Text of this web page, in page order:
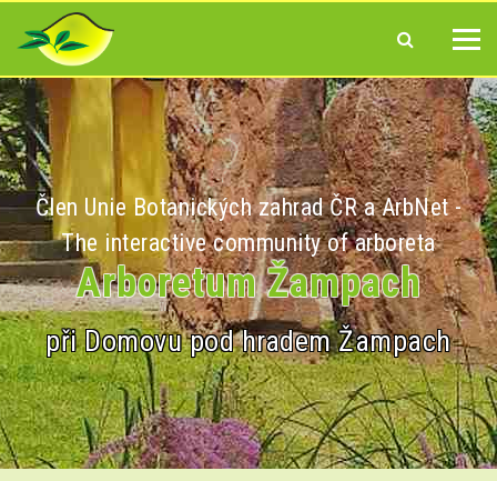
Člen Unie Botanických zahrad ČR a ArbNet -
The interactive community of arboreta
Arboretum Žampach
při Domovu pod hradem Žampach